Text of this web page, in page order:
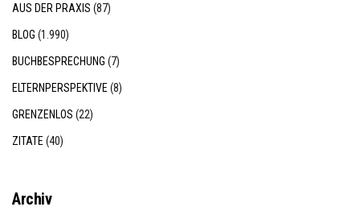
AUS DER PRAXIS (87)
BLOG (1.990)
BUCHBESPRECHUNG (7)
ELTERNPERSPEKTIVE(8)
GRENZENLOS (22)
ZITATE(40)
Archiv